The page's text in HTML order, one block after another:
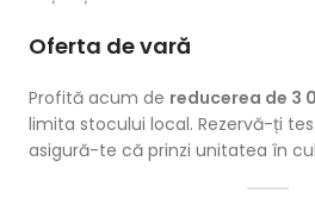
Oferta de vară
Profită acum de reducerea de 3
limita stocului local. Rezervă-ți
asigură-te că prinzi unitatea în